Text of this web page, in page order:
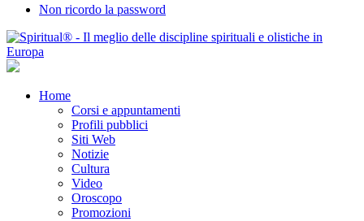
Non ricordo la password
Home
Corsi e appuntamenti
Profili pubblici
Siti Web
Notizie
Cultura
Video
Oroscopo
Promozioni